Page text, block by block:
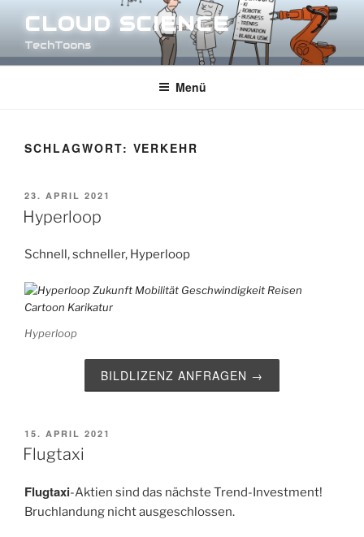
Inhalt
springen
CLOUD SCIENCE
TechToons
Menü
SCHLAGWORT: VERKEHR
VERÖFFENTLICHT
AM
23. APRIL 2021
Hyperloop
Schnell, schneller, Hyperloop
Hyperloop
BILDLIZENZ ANFRAGEN →
VERÖFFENTLICHT
AM
15. APRIL 2021
Flugtaxi
Flugtaxi-Aktien sind das nächste Trend-Investment!
Bruchlandung nicht ausgeschlossen.